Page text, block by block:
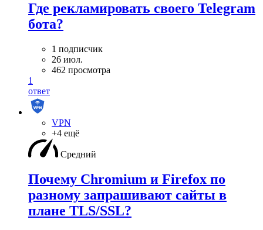
Где рекламировать своего Telegram
бота?
1 подписчик
26 июл.
462 просмотра
1
ответ
VPN
+4 ещё
Средний
Почему Chromium и Firefox по
разному запрашивают сайты в
плане TLS/SSL?